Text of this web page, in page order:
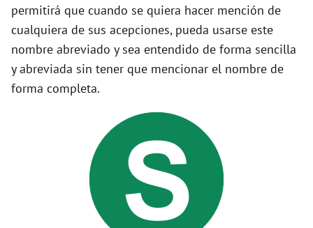
permitirá que cuando se quiera hacer mención de
cualquiera de sus acepciones, pueda usarse este
nombre abreviado y sea entendido de forma sencilla
y abreviada sin tener que mencionar el nombre de
forma completa.